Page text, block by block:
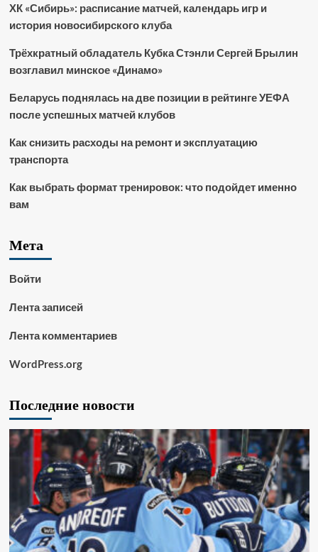
ХК «Сибирь»: расписание матчей, календарь игр и
история новосибирского клуба
Трёхкратный обладатель Кубка Стэнли Сергей Брылин
возглавил минское «Динамо»
Беларусь поднялась на две позиции в рейтинге УЕФА
после успешных матчей клубов
Как снизить расходы на ремонт и эксплуатацию
транспорта
Как выбрать формат тренировок: что подойдет именно
вам
Мета
Войти
Лента записей
Лента комментариев
WordPress.org
Последние новости